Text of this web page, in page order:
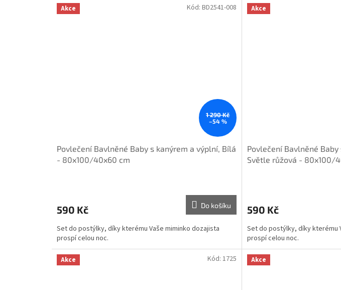
Akce
1 290 Kč
–54 %
Povlečení Bavlněné Baby s kanýrem a výplní, Bílá
- 80x100/40x60 cm
590 Kč Do košíku
Set do postýlky, díky kterému Vaše miminko dozajista
prospí celou noc.
Kód:BD2541-008 Akce
Povlečení Bavlněné
Světle růžová - 80x100/
590 Kč
Set do postýlky, díky kterému
prospí celou noc.
Akce Kód:1725 Akce